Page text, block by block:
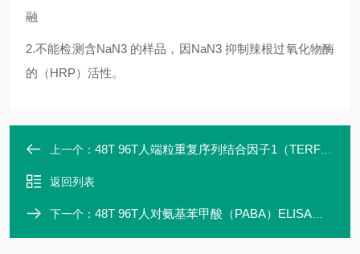
融
2.不能检测含NaN3 的样品，因NaN3 抑制辣根过氧化物酶
的（HRP）活性。
上一个： 48T 96T人端粒重复序列结合因子1（TERF1）ELISA定量试剂盒
返回列表
下一个： 48T 96T人对氨基苯甲酸（PABA）ELISA定量试剂盒